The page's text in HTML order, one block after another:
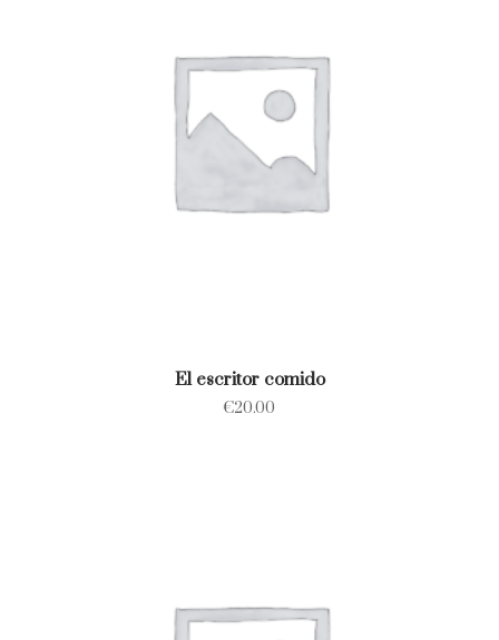
El escritor comido
€20.00